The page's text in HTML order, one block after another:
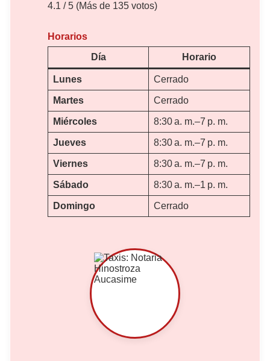
4.1 / 5 (Más de 135 votos)
Horarios
Día
Horario
Lunes Cerrado
Martes Cerrado
Miércoles 8:30 a. m.–7 p. m.
Jueves 8:30 a. m.–7 p. m.
Viernes 8:30 a. m.–7 p. m.
Sábado 8:30 a. m.–1 p. m.
Domingo Cerrado